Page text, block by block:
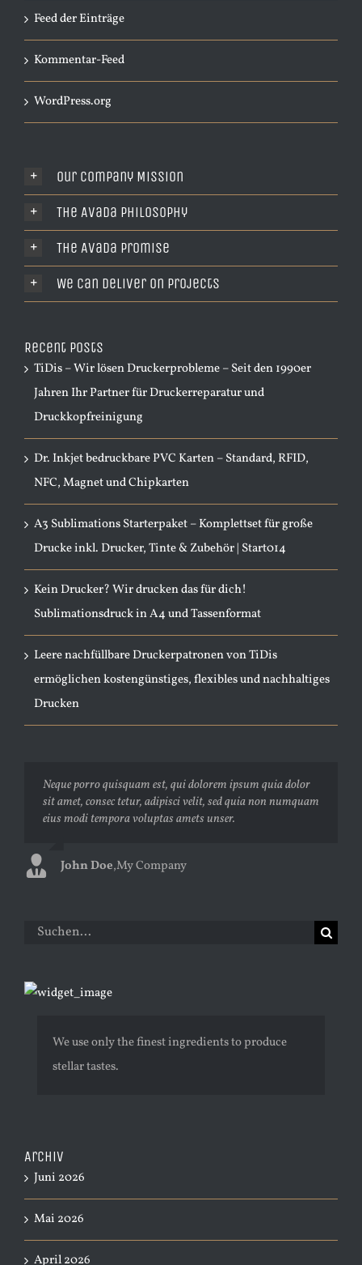
Feed der Einträge
Kommentar-Feed
WordPress.org
Our Company Mission
The Avada Philosophy
The Avada Promise
We Can Deliver On Projects
Recent Posts
TiDis – Wir lösen Druckerprobleme – Seit den 1990er
Jahren Ihr Partner für Druckerreparatur und
Druckkopfreinigung
Dr. Inkjet bedruckbare PVC Karten – Standard, RFID,
NFC, Magnet und Chipkarten
A3 Sublimations Starterpaket – Komplettset für große
Drucke inkl. Drucker, Tinte & Zubehör | Start014
Kein Drucker? Wir drucken das für dich!
Sublimationsdruck in A4 und Tassenformat
Leere nachfüllbare Druckerpatronen von TiDis
ermöglichen kostengünstiges, flexibles und nachhaltiges
Drucken
Neque porro quisquam est, qui dolorem ipsum quia dolor
sit amet, consec tetur, adipisci velit, sed quia non numquam
eius modi tempora voluptas amets unser.
John Doe,My Company
Aliquam erat volutpat. Quisque at est id ligula facilisis
laoreet eget pulvinar nibh. Suspendisse at ultrices dui.
Curabitur ac felis arcu sadips ipsums fugiats nemis.
Luke Beck,Theme Fusion
Suche
We use only the finest ingredients to produce
stellar tastes.
Archiv
Juni 2026
Mai 2026
April 2026